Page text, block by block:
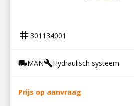
tag 301134001
local_shippingMANbuildHydraulisch systeem
Prijs op aanvraag